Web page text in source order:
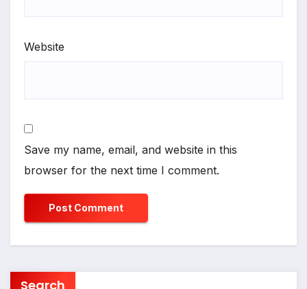
Website
Save my name, email, and website in this
browser for the next time I comment.
Search